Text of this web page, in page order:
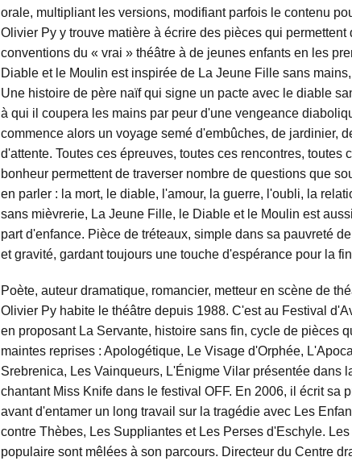
orale, multipliant les versions, modifiant parfois le contenu
Olivier Py y trouve matière à écrire des pièces qui
conventions du « vrai » théâtre à de jeunes enfants en les
Diable et le Moulin est inspirée de La Jeune Fille sans
Une histoire de père naïf qui signe un pacte avec le diable
à qui il coupera les mains par peur d'une vengeance
commence alors un voyage semé d'embûches, de jardinier,
d'attente. Toutes ces épreuves, toutes ces rencontres, toutes
bonheur permettent de traverser nombre de questions que
en parler : la mort, le diable, l'amour, la guerre, l'oubli, la
sans mièvrerie, La Jeune Fille, le Diable et le Moulin est
part d'enfance. Pièce de tréteaux, simple dans sa pauvreté
et gravité, gardant toujours une touche d'espérance pour la
Poète, auteur dramatique, romancier, metteur en scène de
Olivier Py habite le théâtre depuis 1988. C'est au Festival
en proposant La Servante, histoire sans fin, cycle de pièces
maintes reprises : Apologétique, Le Visage d'Orphée,
Srebrenica, Les Vainqueurs, L'Énigme Vilar présentée dans
chantant Miss Knife dans le festival OFF. En 2006, il écrit sa
avant d'entamer un long travail sur la tragédie avec Les
contre Thèbes, Les Suppliantes et Les Perses d'Eschyle.
populaire sont mêlées à son parcours. Directeur du Centre